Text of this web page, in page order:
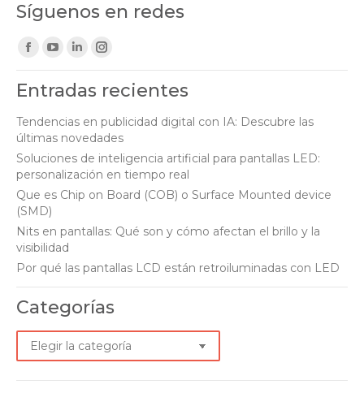
Síguenos en redes
Find us on:
Facebook
opens
in
new
window
YouTube
opens
in
new
window
Linkedin
opens
in
new
window
Instagram
opens
in
new
window
Entradas recientes
Tendencias en publicidad digital con IA: Descubre las
últimas novedades
Soluciones de inteligencia artificial para pantallas LED:
personalización en tiempo real
Que es Chip on Board (COB) o Surface Mounted device
(SMD)
Nits en pantallas: Qué son y cómo afectan el brillo y la
visibilidad
Por qué las pantallas LCD están retroiluminadas con LED
Categorías
Categorías